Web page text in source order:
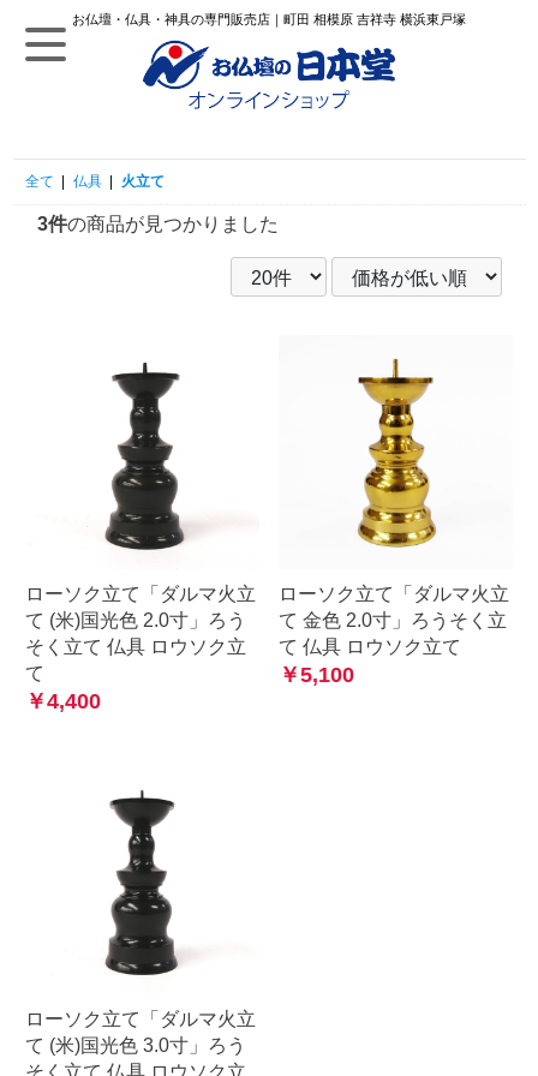
お仏壇・仏具・神具の専門販売店｜町田 相模原 吉祥寺 横浜東戸塚
全て | 仏具 | 火立て
3件の商品が見つかりました
ローソク立て「ダルマ火立
て (米)国光色 2.0寸」ろう
そく立て 仏具 ロウソク立
て
￥4,400
ローソク立て「ダルマ火立
て 金色 2.0寸」ろうそく立
て 仏具 ロウソク立て
￥5,100
ローソク立て「ダルマ火立
て (米)国光色 3.0寸」ろう
そく立て 仏具 ロウソク立